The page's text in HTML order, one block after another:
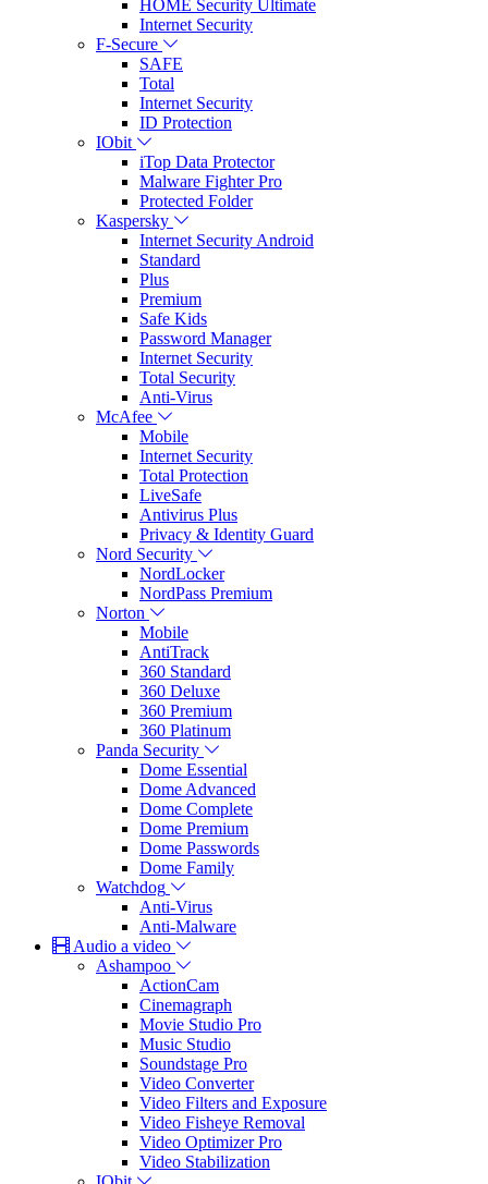
HOME Security Ultimate
Internet Security
F-Secure
SAFE
Total
Internet Security
ID Protection
IObit
iTop Data Protector
Malware Fighter Pro
Protected Folder
Kaspersky
Internet Security Android
Standard
Plus
Premium
Safe Kids
Password Manager
Internet Security
Total Security
Anti-Virus
McAfee
Mobile
Internet Security
Total Protection
LiveSafe
Antivirus Plus
Privacy & Identity Guard
Nord Security
NordLocker
NordPass Premium
Norton
Mobile
AntiTrack
360 Standard
360 Deluxe
360 Premium
360 Platinum
Panda Security
Dome Essential
Dome Advanced
Dome Complete
Dome Premium
Dome Passwords
Dome Family
Watchdog
Anti-Virus
Anti-Malware
Audio a video
Ashampoo
ActionCam
Cinemagraph
Movie Studio Pro
Music Studio
Soundstage Pro
Video Converter
Video Filters and Exposure
Video Fisheye Removal
Video Optimizer Pro
Video Stabilization